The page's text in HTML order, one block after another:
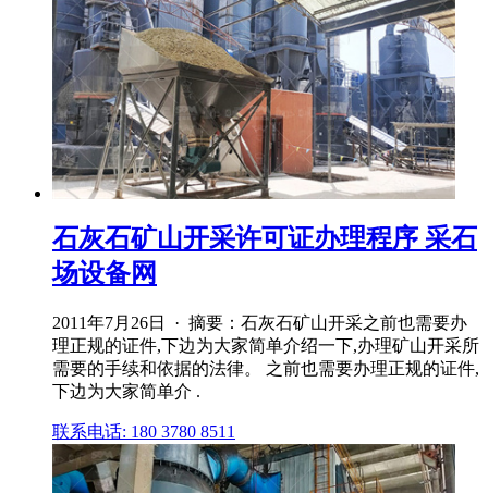
石灰石矿山开采许可证办理程序 采石
场设备网
2011年7月26日 · 摘要：石灰石矿山开采之前也需要办
理正规的证件,下边为大家简单介绍一下,办理矿山开采所
需要的手续和依据的法律。 之前也需要办理正规的证件,
下边为大家简单介 .
联系电话: 180 3780 8511